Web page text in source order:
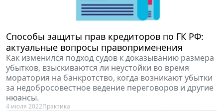
Способы защиты прав кредиторов по ГК РФ:
актуальные вопросы правоприменения
Как изменился подход судов к доказыванию размера
убытков, взыскиваются ли неустойки во время
моратория на банкротство, когда возникают убытки
за недобросовестное ведение переговоров и другие
нюансы.
4 июля 2022Практика